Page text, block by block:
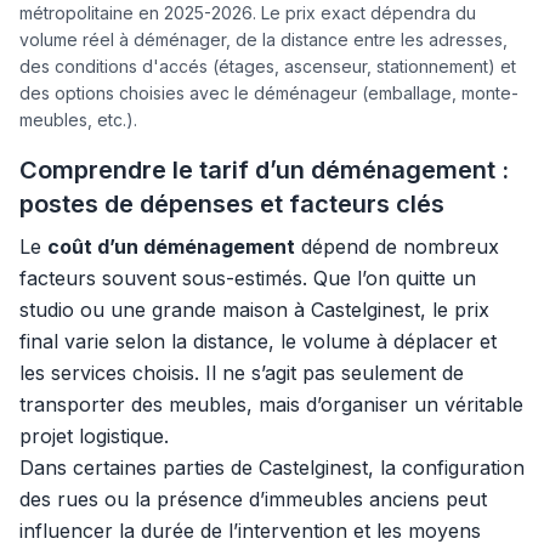
métropolitaine en 2025-2026. Le prix exact dépendra du
volume réel à déménager, de la distance entre les adresses,
des conditions d'accés (étages, ascenseur, stationnement) et
des options choisies avec le déménageur (emballage, monte-
meubles, etc.).
Comprendre le tarif d’un déménagement :
postes de dépenses et facteurs clés
Le coût d’un déménagement dépend de nombreux
facteurs souvent sous-estimés. Que l’on quitte un
studio ou une grande maison à Castelginest, le prix
final varie selon la distance, le volume à déplacer et
les services choisis. Il ne s’agit pas seulement de
transporter des meubles, mais d’organiser un véritable
projet logistique.
Dans certaines parties de Castelginest, la configuration
des rues ou la présence d’immeubles anciens peut
influencer la durée de l’intervention et les moyens